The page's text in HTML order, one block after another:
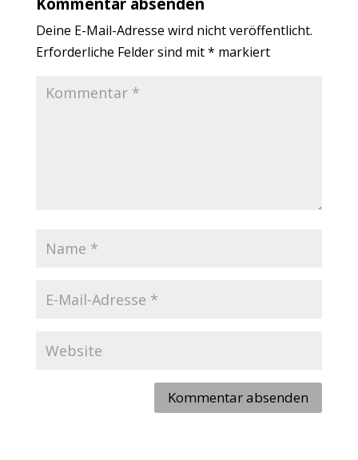
Deine E-Mail-Adresse wird nicht veröffentlicht.
Erforderliche Felder sind mit* markiert